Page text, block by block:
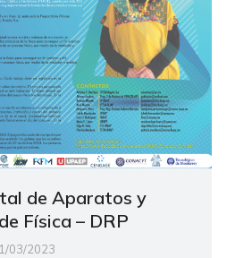
de Aparatos y
Física – DRP
03/2023